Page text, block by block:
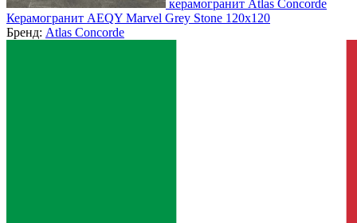
керамогранит Atlas Concorde
Керамогранит AEQY Marvel Grey Stone 120x120
Бренд: Atlas Concorde